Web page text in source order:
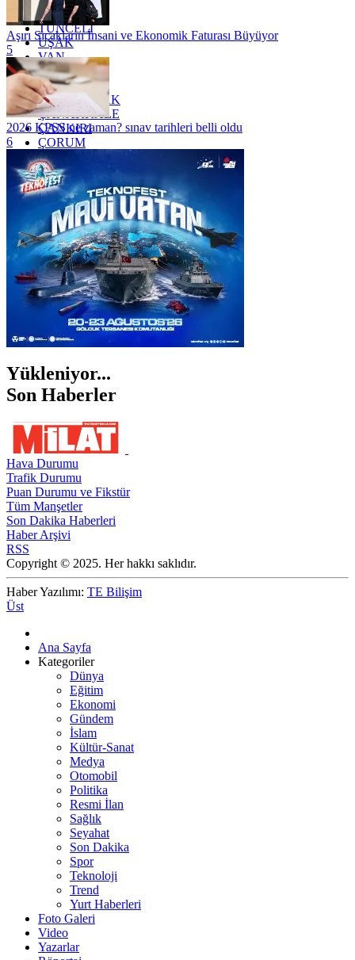
TRABZON
TUNCELİ
UŞAK
VAN
YALOVA
YOZGAT
ZONGULDAK
ÇANAKKALE
ÇANKIRI
ÇORUM
İSTANBUL
İZMİR
ŞANLIURFA
ŞIRNAK
Aşırı Sıcakların İnsani ve Ekonomik Faturası Büyüyor
5
2026 KPSS ne zaman? sınav tarihleri belli oldu
6
Yükleniyor...
Son Haberler
Hava Durumu
Trafik Durumu
Puan Durumu ve Fikstür
Tüm Manşetler
Son Dakika Haberleri
Haber Arşivi
RSS
Copyright © 2025. Her hakkı saklıdır.
Haber Yazılımı: TE Bilişim
Üst
Ana Sayfa
Kategoriler
Dünya
Eğitim
Ekonomi
Gündem
İslam
Kültür-Sanat
Medya
Otomobil
Politika
Resmi İlan
Sağlık
Seyahat
Son Dakika
Spor
Teknoloji
Trend
Yurt Haberleri
Foto Galeri
Video
Yazarlar